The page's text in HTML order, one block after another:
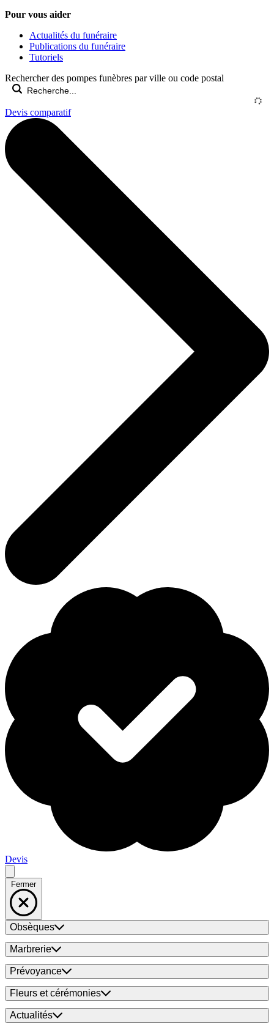
Pour vous aider
Actualités du funéraire
Publications du funéraire
Tutoriels
Rechercher des pompes funèbres par ville ou code postal
Devis comparatif
Devis
Fermer
Obsèques
Marbrerie
Prévoyance
Fleurs et cérémonies
Actualités